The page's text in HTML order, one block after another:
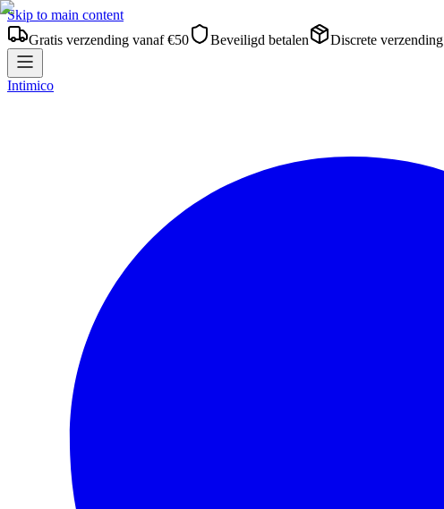
Skip to main content
Gratis verzending vanaf €50
Beveiligd betalen Discrete verzending
Intimico